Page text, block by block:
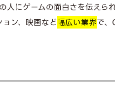
人にゲームの面白さを伝えら
ン、映画など幅広い業界で